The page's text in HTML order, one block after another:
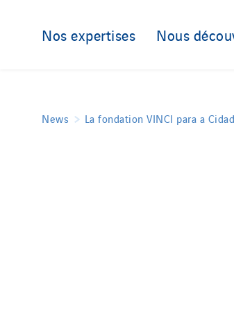
Nos expertises Nous
News La fondation VINCI para a